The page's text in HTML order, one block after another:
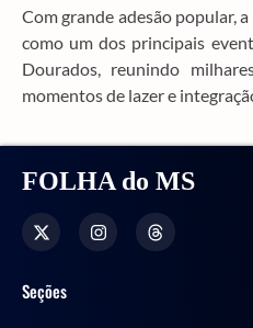
Com grande adesão popular,
como um dos principais
Dourados, reunindo
momentos de lazer e
FOLHA do MS
Seções